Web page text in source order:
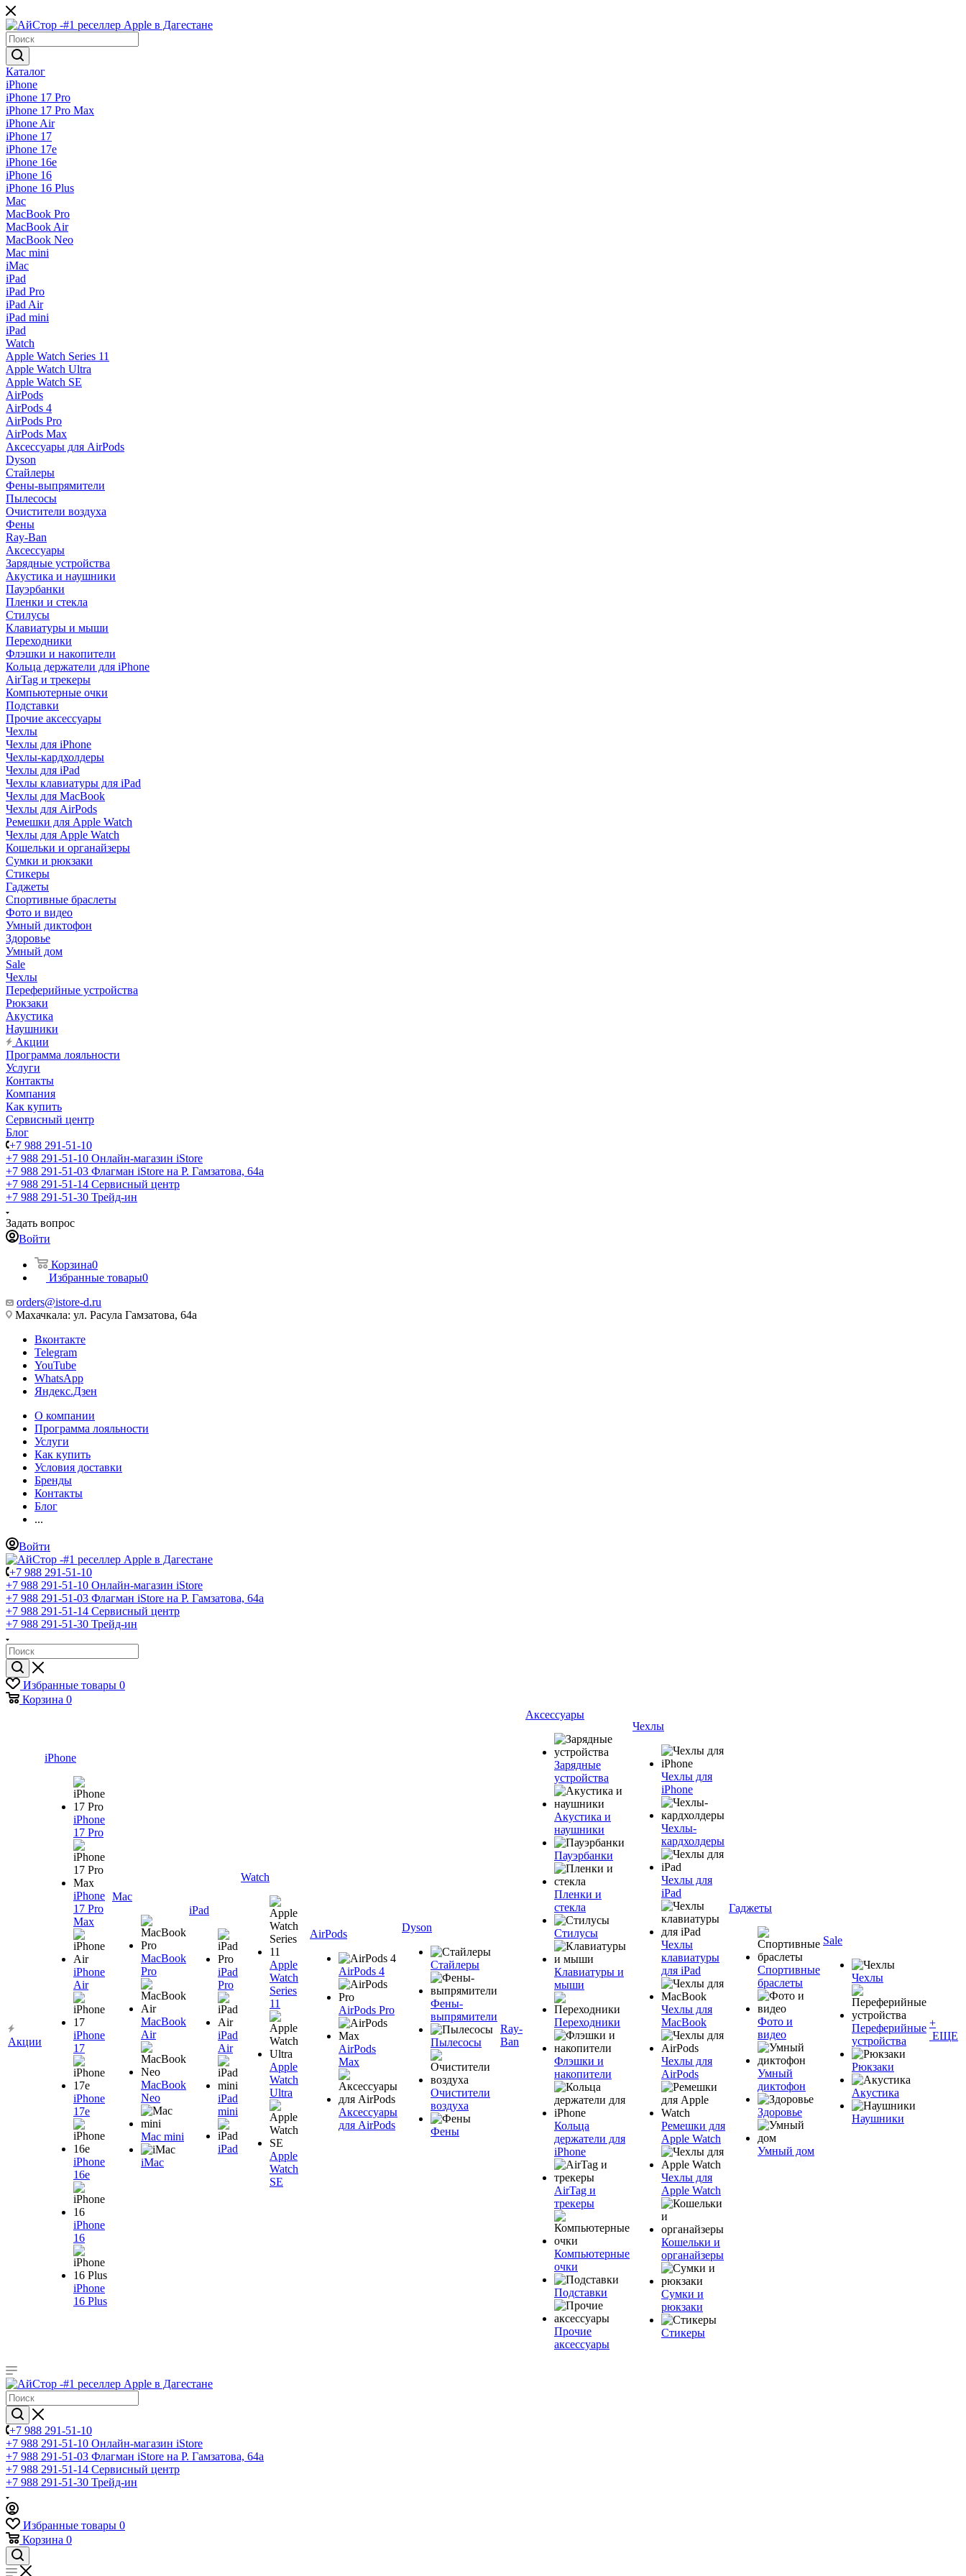
Каталог
iPhone
iPhone 17 Pro
iPhone 17 Pro Max
iPhone Air
iPhone 17
iPhone 17e
iPhone 16e
iPhone 16
iPhone 16 Plus
Mac
MacBook Pro
MacBook Air
MacBook Neo
Mac mini
iMac
iPad
iPad Pro
iPad Air
iPad mini
iPad
Watch
Apple Watch Series 11
Apple Watch Ultra
Apple Watch SE
AirPods
AirPods 4
AirPods Pro
AirPods Max
Аксессуары для AirPods
Dyson
Стайлеры
Фены-выпрямители
Пылесосы
Очистители воздуха
Фены
Ray-Ban
Аксессуары
Зарядные устройства
Акустика и наушники
Пауэрбанки
Пленки и стекла
Стилусы
Клавиатуры и мыши
Переходники
Флэшки и накопители
Кольца держатели для iPhone
AirTag и трекеры
Компьютерные очки
Подставки
Прочие аксессуары
Чехлы
Чехлы для iPhone
Чехлы-кардхолдеры
Чехлы для iPad
Чехлы клавиатуры для iPad
Чехлы для MacBook
Чехлы для AirPods
Ремешки для Apple Watch
Чехлы для Apple Watch
Кошельки и органайзеры
Сумки и рюкзаки
Стикеры
Гаджеты
Спортивные браслеты
Фото и видео
Умный диктофон
Здоровье
Умный дом
Sale
Чехлы
Переферийные устройства
Рюкзаки
Акустика
Наушники
Акции
Программа лояльности
Услуги
Контакты
Компания
Как купить
Сервисный центр
Блог
+7 988 291-51-10
+7 988 291-51-10 Онлайн-магазин iStore
+7 988 291-51-03 Флагман iStore на Р. Гамзатова, 64а
+7 988 291-51-14 Сервисный центр
+7 988 291-51-30 Трейд-ин
Задать вопрос
Войти
Корзина0
Избранные товары0
orders@istore-d.ru
Махачкала: ул. Расула Гамзатова, 64а
Вконтакте
Telegram
YouTube
WhatsApp
Яндекс.Дзен
О компании
Программа лояльности
Услуги
Как купить
Условия доставки
Бренды
Контакты
Блог
...
Войти
+7 988 291-51-10
+7 988 291-51-10 Онлайн-магазин iStore
+7 988 291-51-03 Флагман iStore на Р. Гамзатова, 64а
+7 988 291-51-14 Сервисный центр
+7 988 291-51-30 Трейд-ин
Избранные товары 0
Корзина 0
Акции
iPhone
iPhone
17 Pro
iPhone
17 Pro
Max
iPhone
Air
iPhone
17
iPhone
17e
iPhone
16e
iPhone
16
iPhone
16 Plus
Mac
MacBook
Pro
MacBook
Air
MacBook
Neo
Mac mini
iMac
iPad
iPad
Pro
iPad
Air
iPad
mini
iPad
Watch
Apple
Watch
Series
11
Apple
Watch
Ultra
Apple
Watch
SE
AirPods
AirPods 4
AirPods Pro
AirPods
Max
Аксессуары
для AirPods
Dyson
Стайлеры
Фены-
выпрямители
Пылесосы
Очистители
воздуха
Фены
Ray-
Ban
Аксессуары
Зарядные
устройства
Акустика и
наушники
Пауэрбанки
Пленки и
стекла
Стилусы
Клавиатуры и
мыши
Переходники
Флэшки и
накопители
Кольца
держатели для
iPhone
AirTag и
трекеры
Компьютерные
очки
Подставки
Прочие
аксессуары
Чехлы
Чехлы для
iPhone
Чехлы-
кардхолдеры
Чехлы для
iPad
Чехлы
клавиатуры
для iPad
Чехлы для
MacBook
Чехлы для
AirPods
Ремешки для
Apple Watch
Чехлы для
Apple Watch
Кошельки и
органайзеры
Сумки и
рюкзаки
Стикеры
Гаджеты
Спортивные
браслеты
Фото и
видео
Умный
диктофон
Здоровье
Умный дом
Sale
Чехлы
Переферийные
устройства
Рюкзаки
Акустика
Наушники
+
ЕЩЕ
+7 988 291-51-10
+7 988 291-51-10 Онлайн-магазин iStore
+7 988 291-51-03 Флагман iStore на Р. Гамзатова, 64а
+7 988 291-51-14 Сервисный центр
+7 988 291-51-30 Трейд-ин
Избранные товары 0
Корзина 0